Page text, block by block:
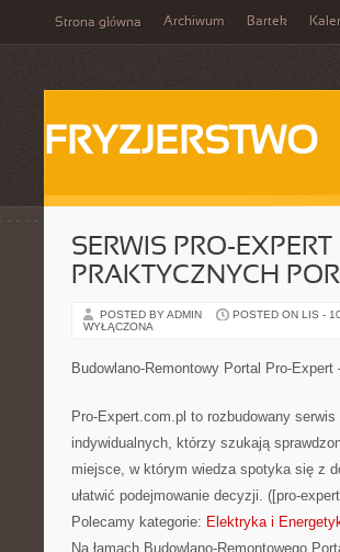
Strona główna Archiwum Bartek
FRYZJERSTWO
SERWIS PRO-
PRAKTYCZNYCH
POSTED BY ADMIN POSTED ON LIS -
WYŁĄCZONA
Budowlano-Remontowy Portal Pro-
Pro-Expert.com.pl to rozbudowany
indywidualnych, którzy szukają
miejsce, w którym wiedza spotyka się z
ułatwić podejmowanie decyzji. ([pro-
Polecamy kategorie: Elektryka i
Na łamach Budowlano-Remontowego